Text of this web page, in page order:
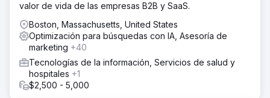
valor de vida de las empresas B2B y SaaS.
Boston, Massachusetts, United States
Optimización para búsquedas con IA, Asesoría de
marketing +40
Tecnologías de la información, Servicios de salud y
hospitales +1
$2,500 - 5,000